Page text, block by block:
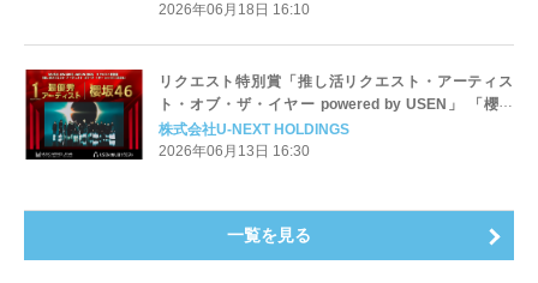
2026年06月18日 16:10
リクエスト特別賞「推し活リクエスト・アーティス
ト・オブ・ザ・イヤー powered by USEN」 「櫻坂
46」がファンからの圧倒的な支持で最優秀アーティス
トに決定！
株式会社U-NEXT HOLDINGS
2026年06月13日 16:30
一覧を見る